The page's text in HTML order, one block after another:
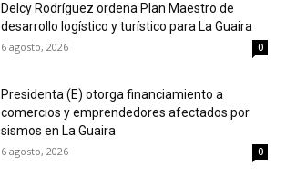
Delcy Rodríguez ordena Plan Maestro de
desarrollo logístico y turístico para La Guaira
6 agosto, 2026 0
Presidenta (E) otorga financiamiento a
comercios y emprendedores afectados por
sismos en La Guaira
6 agosto, 2026 0